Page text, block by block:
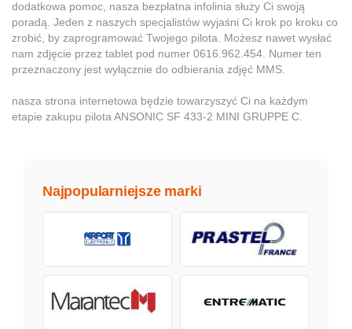
dodatkowa pomoc, nasza bezpłatna infolinia służy Ci swoją
poradą. Jeden z naszych specjalistów wyjaśni Ci krok po kroku co
zrobić, by zaprogramować Twojego pilota. Możesz nawet wysłać
nam zdjęcie przez tablet pod numer 0616.962.454. Numer ten
przeznaczony jest wyłącznie do odbierania zdjęć MMS.
nasza strona internetowa będzie towarzyszyć Ci na każdym
etapie zakupu pilota ANSONIC SF 433-2 MINI GRUPPE C.
Najpopularniejsze marki